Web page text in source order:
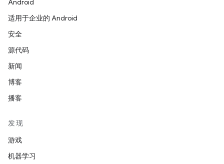
Android
适用于企业的 Android
安全
源代码
新闻
博客
播客
发现
游戏
机器学习